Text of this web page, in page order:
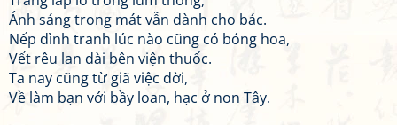
Ánh sáng trong mát vẫn dành cho bác.
Nếp đình tranh lúc nào cũng có bóng hoa,
Vết rêu lan dài bên viện thuốc.
Ta nay cũng từ giã việc đời,
Về làm bạn với bầy loan, hạc ở non Tây.